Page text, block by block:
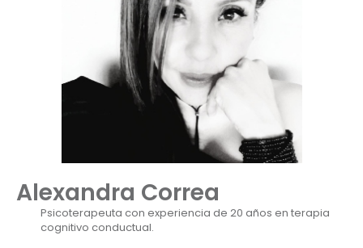
Alexandra Correa
Psicoterapeuta con experiencia de 20 años en terapia
cognitivo conductual.